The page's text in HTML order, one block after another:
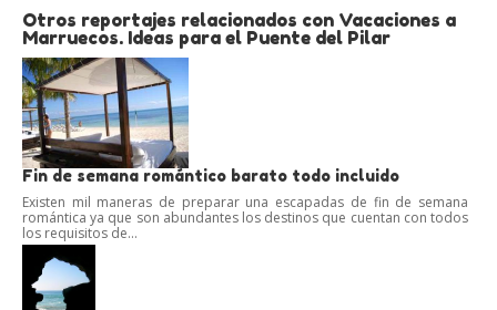
Otros reportajes relacionados con Vacaciones a
Marruecos. Ideas para el Puente del Pilar
Fin de semana romántico barato todo incluido
Existen mil maneras de preparar una escapadas de fin de semana
romántica ya que son abundantes los destinos que cuentan con todos
los requisitos de...